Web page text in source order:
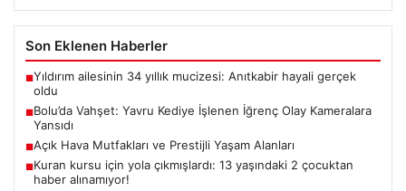
Son Eklenen Haberler
■Yıldırım ailesinin 34 yıllık mucizesi: Anıtkabir hayali gerçek
oldu
■Bolu’da Vahşet: Yavru Kediye İşlenen İğrenç Olay Kameralara
Yansıdı
■Açık Hava Mutfakları ve Prestijli Yaşam Alanları
■Kuran kursu için yola çıkmışlardı: 13 yaşındaki 2 çocuktan
haber alınamıyor!